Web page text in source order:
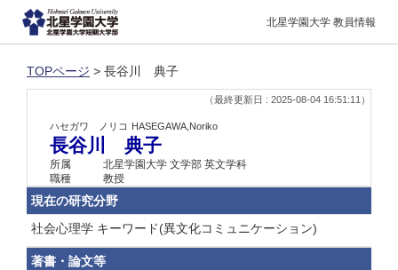
北星学園大学 教員情報
TOPページ > 長谷川 典子
（最終更新日 : 2025-08-04 16:51:11）
ハセガワ ノリコ HASEGAWA,Noriko
長谷川 典子
所属
北星学園大学 文学部 英文学科
職種
教授
現在の研究分野
社会心理学 キーワード(異文化コミュニケーション)
著書・論文等